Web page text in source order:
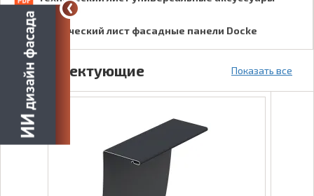
Технический лист фасадные панели Docke
Комплектующие Показать все